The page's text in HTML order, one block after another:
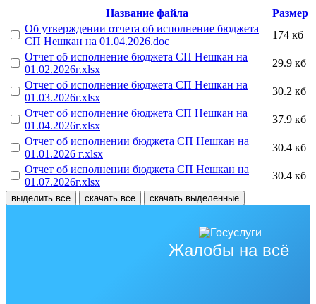
Название файла
Размер
Об утверждении отчета об исполнение бюджета
СП Нешкан на 01.04.2026.doc
174 кб
Отчет об исполнение бюджета СП Нешкан на
01.02.2026г.xlsx
29.9 кб
Отчет об исполнение бюджета СП Нешкан на
01.03.2026г.xlsx
30.2 кб
Отчет об исполнение бюджета СП Нешкан на
01.04.2026г.xlsx
37.9 кб
Отчет об исполнении бюджета СП Нешкан на
01.01.2026 г.xlsx
30.4 кб
Отчет об исполнении бюджета СП Нешкан на
01.07.2026г.xlsx
30.4 кб
выделить все скачать все скачать выделенные
Жалобы на всё